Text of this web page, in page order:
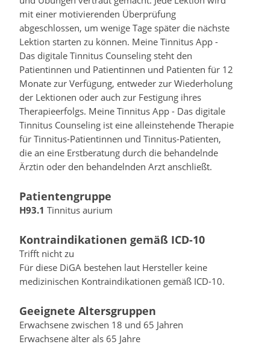
mit einer motivierenden Überprüfung
abgeschlossen, um wenige Tage später die nächste
Lektion starten zu können. Meine Tinnitus App -
Das digitale Tinnitus Counseling steht den
Patientinnen und Patientinnen und Patienten für 12
Monate zur Verfügung, entweder zur Wiederholung
der Lektionen oder auch zur Festigung ihres
Therapieerfolgs. Meine Tinnitus App - Das digitale
Tinnitus Counseling ist eine alleinstehende Therapie
für Tinnitus-Patientinnen und Tinnitus-Patienten,
die an eine Erstberatung durch die behandelnde
Ärztin oder den behandelnden Arzt anschließt.
Patientengruppe
H93.1 Tinnitus aurium
Kontraindikationen gemäß ICD-10
Trifft nicht zu
Für diese DiGA bestehen laut Hersteller keine
medizinischen Kontraindikationen gemäß ICD-10.
Geeignete Altersgruppen
Erwachsene zwischen 18 und 65 Jahren
Erwachsene älter als 65 Jahre